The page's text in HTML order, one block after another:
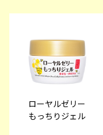
ローヤルゼリー
もっちりジェル